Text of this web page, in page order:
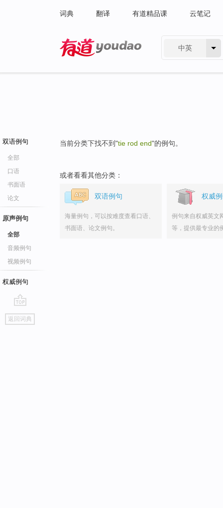
词典 翻译 有道精品课 云笔记
中英
双语例句
全部
口语
书面语
论文
原声例句
全部
音频例句
视频例句
权威例句
go
top
返回词典
当前分类下找不到"tie rod end"的例句。
或者看看其他分类：
双语例句
海量例句，可以按难度查看口语、
书面语、论文例句。
权威
例句来自权威英文
等，提供最专业的